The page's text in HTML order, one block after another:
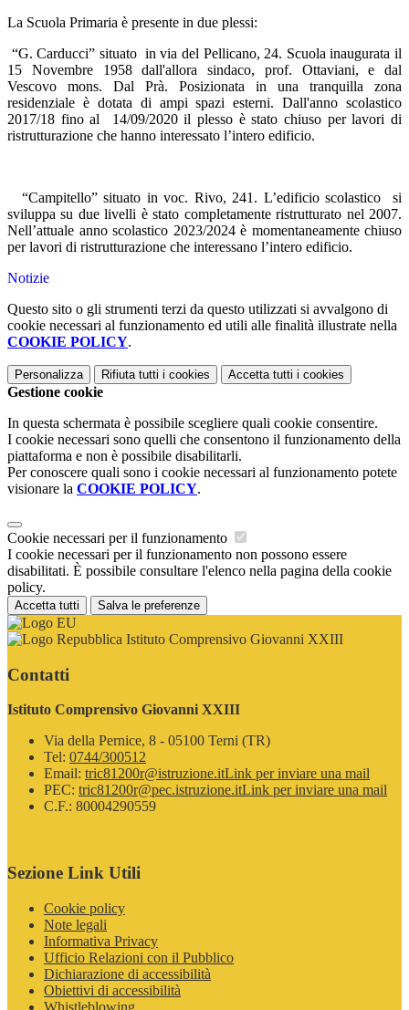
La Scuola Primaria è presente in due plessi:
“G. Carducci” situato in via del Pellicano, 24. Scuola inaugurata il
15 Novembre 1958 dall'allora sindaco, prof. Ottaviani, e dal
Vescovo mons. Dal Prà. Posizionata in una tranquilla zona
residenziale è dotata di ampi spazi esterni. Dall'anno scolastico
2017/18 fino al 14/09/2020 il plesso è stato chiuso per lavori di
ristrutturazione che hanno interessato l’intero edificio.
“Campitello” situato in voc. Rivo, 241. L’edificio scolastico
si
sviluppa su due livelli è stato completamente ristrutturato nel 2007.
Nell’attuale anno scolastico 2023/2024 è momentaneamente chiuso
per lavori di ristrutturazione che interessano l’intero edificio.
Notizie
Questo sito o gli strumenti terzi da questo utilizzati si avvalgono di
cookie necessari al funzionamento ed utili alle finalità illustrate nella
COOKIE POLICY.
Personalizza Rifiuta tutti i cookies Accetta tutti i cookies
Gestione cookie
In questa schermata è possibile scegliere quali cookie consentire.
I cookie necessari sono quelli che consentono il funzionamento della
piattaforma e non è possibile disabilitarli.
Per conoscere quali sono i cookie necessari al funzionamento potete
visionare la COOKIE POLICY.
Cookie necessari per il funzionamento
I cookie necessari per il funzionamento non possono essere
disabilitati. È possibile consultare l'elenco nella pagina della cookie
policy.
Accetta tutti Salva le preferenze
Istituto Comprensivo Giovanni XXIII
Contatti
Istituto Comprensivo Giovanni XXIII
Via della Pernice, 8 - 05100 Terni (TR)
Tel: 0744/300512
Email: tric81200r@istruzione.itLink per inviare una mail
PEC: tric81200r@pec.istruzione.itLink per inviare una mail
C.F.: 80004290559
Sezione Link Utili
Cookie policy
Note legali
Informativa Privacy
Ufficio Relazioni con il Pubblico
Dichiarazione di accessibilità
Obiettivi di accessibilità
Whistleblowing